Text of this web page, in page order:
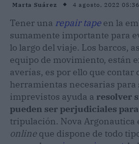
Marta Suárez 4 agosto, 2022 05:36
Tener una repair tape en la
sumamente importante para
lo largo del viaje. Los barcos,
equipo de movimiento, están
averías, es por ello que contar
herramientas necesarias
imprevistos ayuda a resolver
pueden ser perjudiciales
tripulación. Nova Argonautica
online que dispone de todo